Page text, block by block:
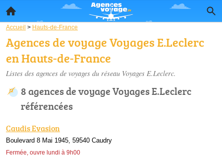
Accueil > Hauts-de-France
Agences de voyage Voyages E.Leclerc
en Hauts-de-France
Listes des agences de voyages du réseau Voyages E.Leclerc.
8 agences de voyage Voyages E.Leclerc
référencées
Caudis Evasion
Boulevard 8 Mai 1945, 59540 Caudry
Fermée, ouvre lundi à 9h00